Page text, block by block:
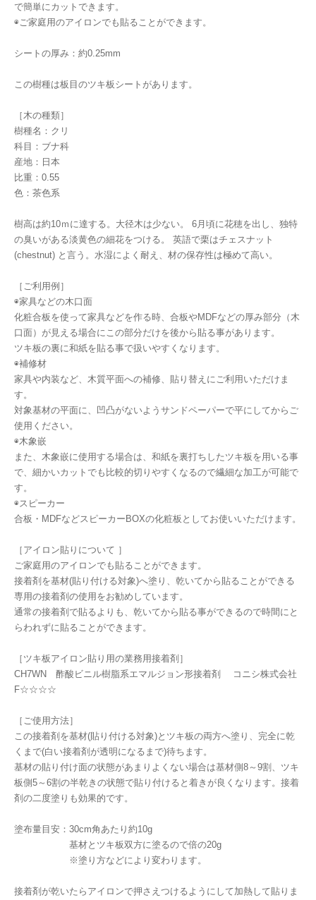
で簡単にカットできます。
◉ご家庭用のアイロンでも貼ることができます。
シートの厚み：約0.25mm
この樹種は板目のツキ板シートがあります。
［木の種類］
樹種名：クリ
科目：ブナ科
産地：日本
比重：0.55
色：茶色系
樹高は約10ｍに達する。大径木は少ない。 6月頃に花穂を出し、独特
の臭いがある淡黄色の細花をつける。 英語で栗はチェスナット
(chestnut) と言う。水湿によく耐え、材の保存性は極めて高い。
［ご利用例］
◉家具などの木口面
化粧合板を使って家具などを作る時、合板やMDFなどの厚み部分（木
口面）が見える場合にこの部分だけを後から貼る事があります。
ツキ板の裏に和紙を貼る事で扱いやすくなります。
◉補修材
家具や内装など、木質平面への補修、貼り替えにご利用いただけま
す。
対象基材の平面に、凹凸がないようサンドペーパーで平にしてからご
使用ください。
◉木象嵌
また、木象嵌に使用する場合は、和紙を裏打ちしたツキ板を用いる事
で、細かいカットでも比較的切りやすくなるので繊細な加工が可能で
す。
◉スピーカー
合板・MDFなどスピーカーBOXの化粧板としてお使いいただけます。
［アイロン貼りについて ］
ご家庭用のアイロンでも貼ることができます。
接着剤を基材(貼り付ける対象)へ塗り、乾いてから貼ることができる
専用の接着剤の使用をお勧めしています。
通常の接着剤で貼るよりも、乾いてから貼る事ができるので時間にと
らわれずに貼ることができます。
［ツキ板アイロン貼り用の業務用接着剤］
CH7WN 酢酸ビニル樹脂系エマルジョン形接着剤 コニシ株式会社
F☆☆☆☆
［ご使用方法］
この接着剤を基材(貼り付ける対象)とツキ板の両方へ塗り、完全に乾
くまで(白い接着剤が透明になるまで)待ちます。
基材の貼り付け面の状態があまりよくない場合は基材側8～9割、ツキ
板側5～6割の半乾きの状態で貼り付けると着きが良くなります。接着
剤の二度塗りも効果的です。
塗布量目安：30cm角あたり約10g
基材とツキ板双方に塗るので倍の20g
※塗り方などにより変わります。
接着剤が乾いたらアイロンで押さえつけるようにして加熱して貼りま